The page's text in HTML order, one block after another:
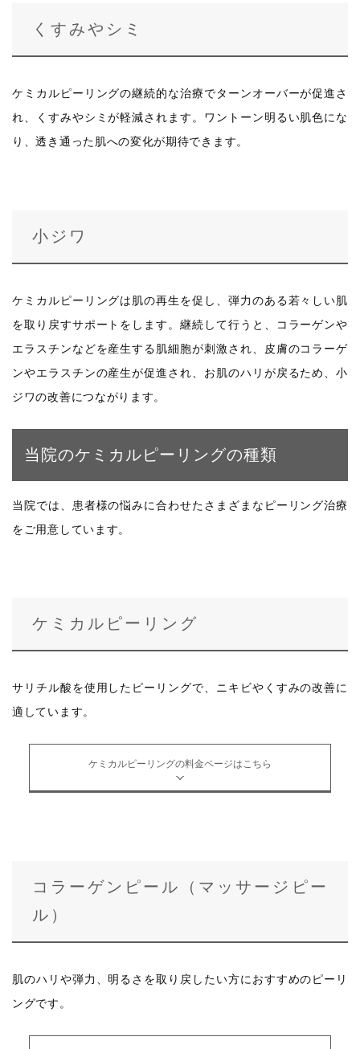
くすみやシミ
ケミカルピーリングの継続的な治療でターンオーバーが促進さ
れ、くすみやシミが軽減されます。ワントーン明るい肌色にな
り、透き通った肌への変化が期待できます。
小ジワ
ケミカルピーリングは肌の再生を促し、弾力のある若々しい肌
を取り戻すサポートをします。継続して行うと、コラーゲンや
エラスチンなどを産生する肌細胞が刺激され、皮膚のコラーゲ
ンやエラスチンの産生が促進され、お肌のハリが戻るため、小
ジワの改善につながります。
当院のケミカルピーリングの種類
当院では、患者様の悩みに合わせたさまざまなピーリング治療
をご用意しています。
ケミカルピーリング
サリチル酸を使用したピーリングで、ニキビやくすみの改善に
適しています。
ケミカルピーリングの料金ページはこちら
コラーゲンピール（マッサージピー
ル）
肌のハリや弾力、明るさを取り戻したい方におすすめのピーリ
ングです。